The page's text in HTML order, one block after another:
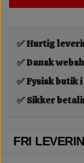
✅ Hurtig
✅ Dansk
✅ Fysisk butik
✅ Sikker
FRI